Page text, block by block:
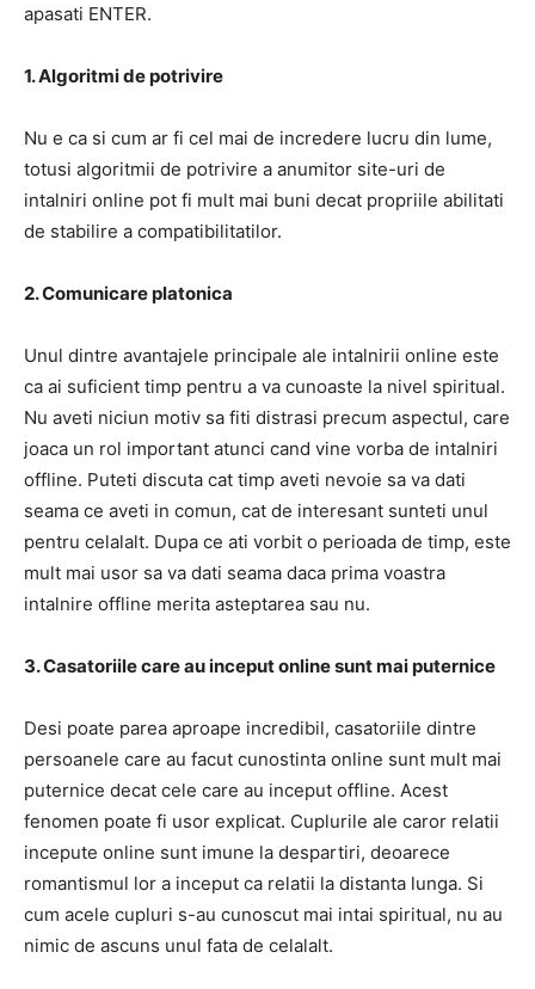
apasati ENTER.
1. Algoritmi de potrivire
Nu e ca si cum ar fi cel mai de incredere lucru din lume,
totusi algoritmii de potrivire a anumitor site-uri de
intalniri online pot fi mult mai buni decat propriile abilitati
de stabilire a compatibilitatilor.
2. Comunicare platonica
Unul dintre avantajele principale ale intalnirii online este
ca ai suficient timp pentru a va cunoaste la nivel spiritual.
Nu aveti niciun motiv sa fiti distrasi precum aspectul, care
joaca un rol important atunci cand vine vorba de intalniri
offline. Puteti discuta cat timp aveti nevoie sa va dati
seama ce aveti in comun, cat de interesant sunteti unul
pentru celalalt. Dupa ce ati vorbit o perioada de timp, este
mult mai usor sa va dati seama daca prima voastra
intalnire offline merita asteptarea sau nu.
3. Casatoriile care au inceput online sunt mai puternice
Desi poate parea aproape incredibil, casatoriile dintre
persoanele care au facut cunostinta online sunt mult mai
puternice decat cele care au inceput offline. Acest
fenomen poate fi usor explicat. Cuplurile ale caror relatii
incepute online sunt imune la despartiri, deoarece
romantismul lor a inceput ca relatii la distanta lunga. Si
cum acele cupluri s-au cunoscut mai intai spiritual, nu au
nimic de ascuns unul fata de celalalt.